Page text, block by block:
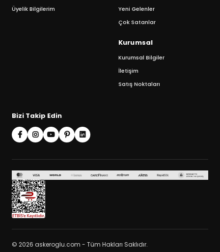
Üyelik Bilgilerim
Yeni Gelenler
Çok Satanlar
Kurumsal
Kurumsal Bilgiler
İletişim
Satış Noktaları
Bizi Takip Edin
© 2026 askeroglu.com - Tüm Hakları Saklıdır.